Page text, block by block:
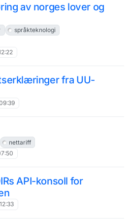
av norges lover og
språkteknologi
fra UU-
nettariff
API-konsoll for